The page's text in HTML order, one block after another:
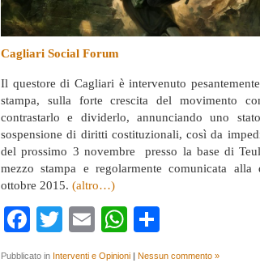
Cagliari Social Forum
Il questore di Cagliari è intervenuto
stampa, sulla forte crescita del movimento
contrastarlo e dividerlo, annunciando uno
sospensione di diritti costituzionali, così da
del prossimo 3 novembre presso la base di
mezzo stampa e regolarmente comunicata
ottobre 2015. (altro…)
Facebook
TwitterEmailWhatsApp
Pubblicato in Interventi e Opinioni | Nessun commento »